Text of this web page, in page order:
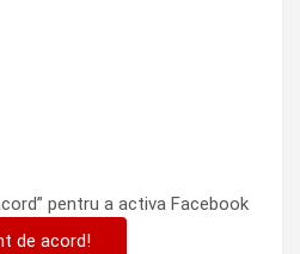
pentru a activa Facebook
de acord!